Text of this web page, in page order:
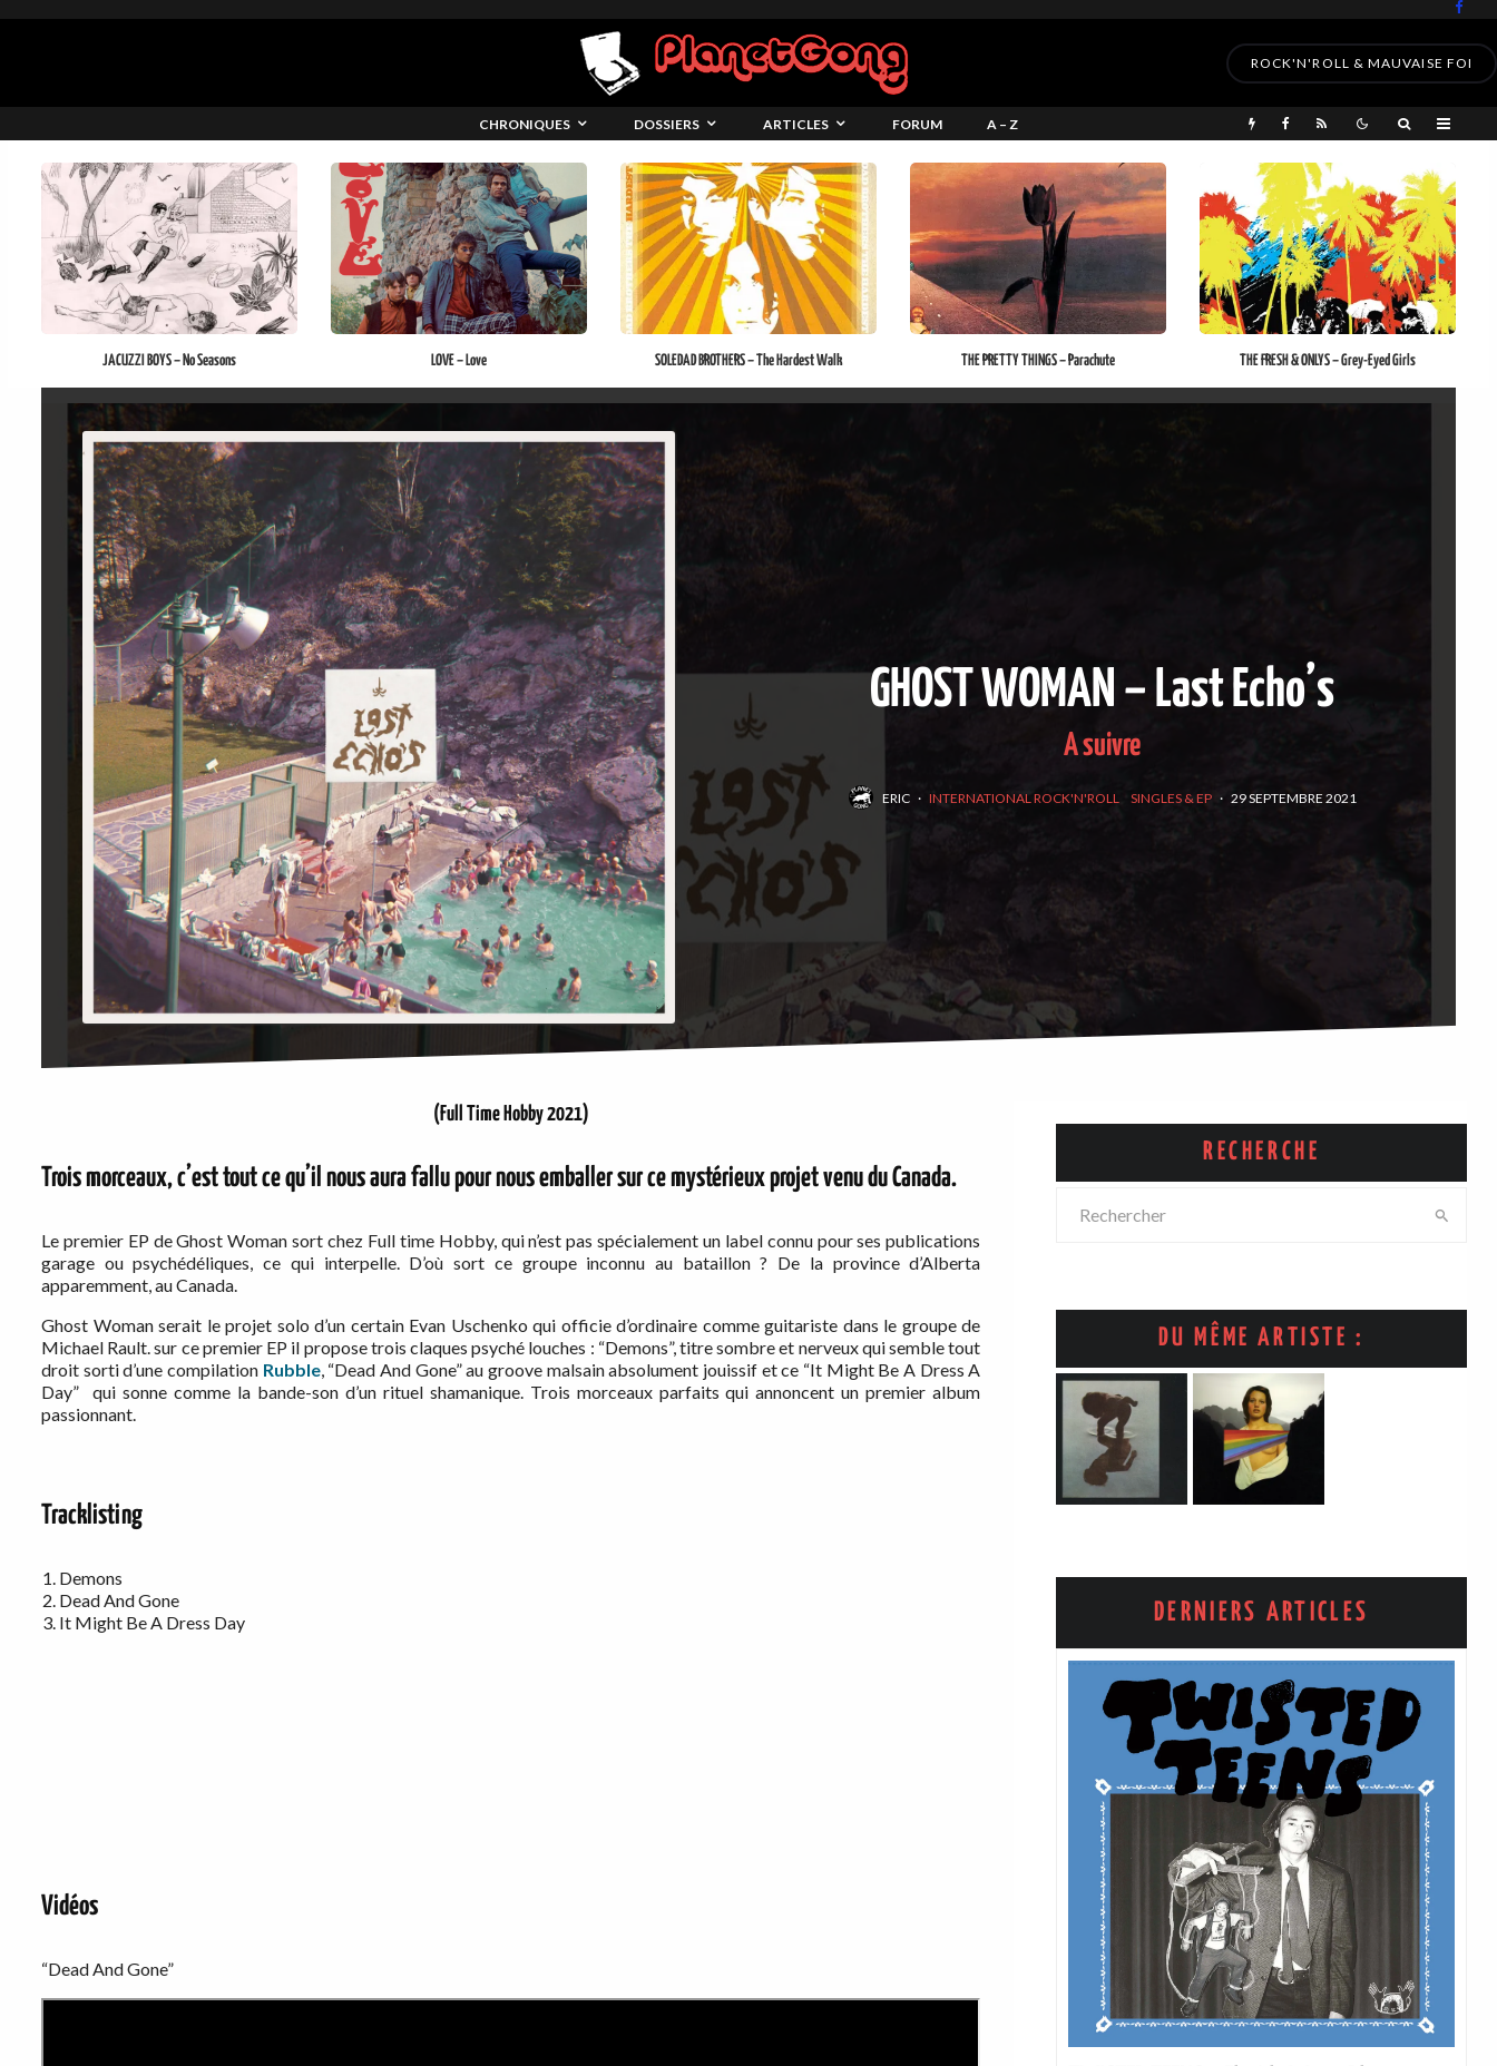
ROCK'N'ROLL & MAUVAISE FOI
CHRONIQUES DOSSIERS ARTICLES FORUM A – Z
JACUZZI BOYS – No Seasons LOVE – Love SOLEDAD BROTHERS – The Hardest Walk THE PRETTY THINGS – Parachute THE FRESH & ONLYS – Grey-Eyed Girls
GHOST WOMAN – Last Echo’s
A suivre
ERIC · INTERNATIONAL ROCK'N'ROLL SINGLES & EP · 29 SEPTEMBRE 2021
(Full Time Hobby 2021)
Trois morceaux, c’est tout ce qu’il nous aura fallu pour nous emballer sur ce mystérieux projet venu du Canada.
Le premier EP de Ghost Woman sort chez Full time Hobby, qui n’est pas spécialement un label connu pour ses publications
garage ou psychédéliques, ce qui interpelle. D’où sort ce groupe inconnu au bataillon ? De la province d’Alberta
apparemment, au Canada.
Ghost Woman serait le projet solo d’un certain Evan Uschenko qui officie d’ordinaire comme guitariste dans le groupe de
Michael Rault. sur ce premier EP il propose trois claques psyché louches : “Demons”, titre sombre et nerveux qui semble tout
droit sorti d’une compilation Rubble, “Dead And Gone” au groove malsain absolument jouissif et ce “It Might Be A Dress A
Day” qui sonne comme la bande-son d’un rituel shamanique. Trois morceaux parfaits qui annoncent un premier album
passionnant.
Tracklisting
Demons
Dead And Gone
It Might Be A Dress Day
Vidéos
“Dead And Gone”
RECHERCHE
DU MÊME ARTISTE :
DERNIERS ARTICLES